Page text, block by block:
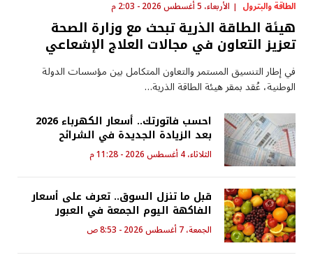
الطاقة والبترول الأربعاء، 5 أغسطس 2026 - 2:03 م
هيئة الطاقة الذرية تبحث مع وزارة الصحة
تعزيز التعاون في مجالات العلاج الإشعاعي
في إطار التنسيق المستمر والتعاون المتكامل بين مؤسسات الدولة
الوطنية، عُقد بمقر هيئة الطاقة الذرية…
احسب فاتورتك.. أسعار الكهرباء 2026
بعد الزيادة الجديدة في الشرائح
الثلاثاء، 4 أغسطس 2026 - 11:28 م
قبل ما تنزل السوق.. تعرف على أسعار
الفاكهة اليوم الجمعة في العبور
الجمعة، 7 أغسطس 2026 - 8:53 ص